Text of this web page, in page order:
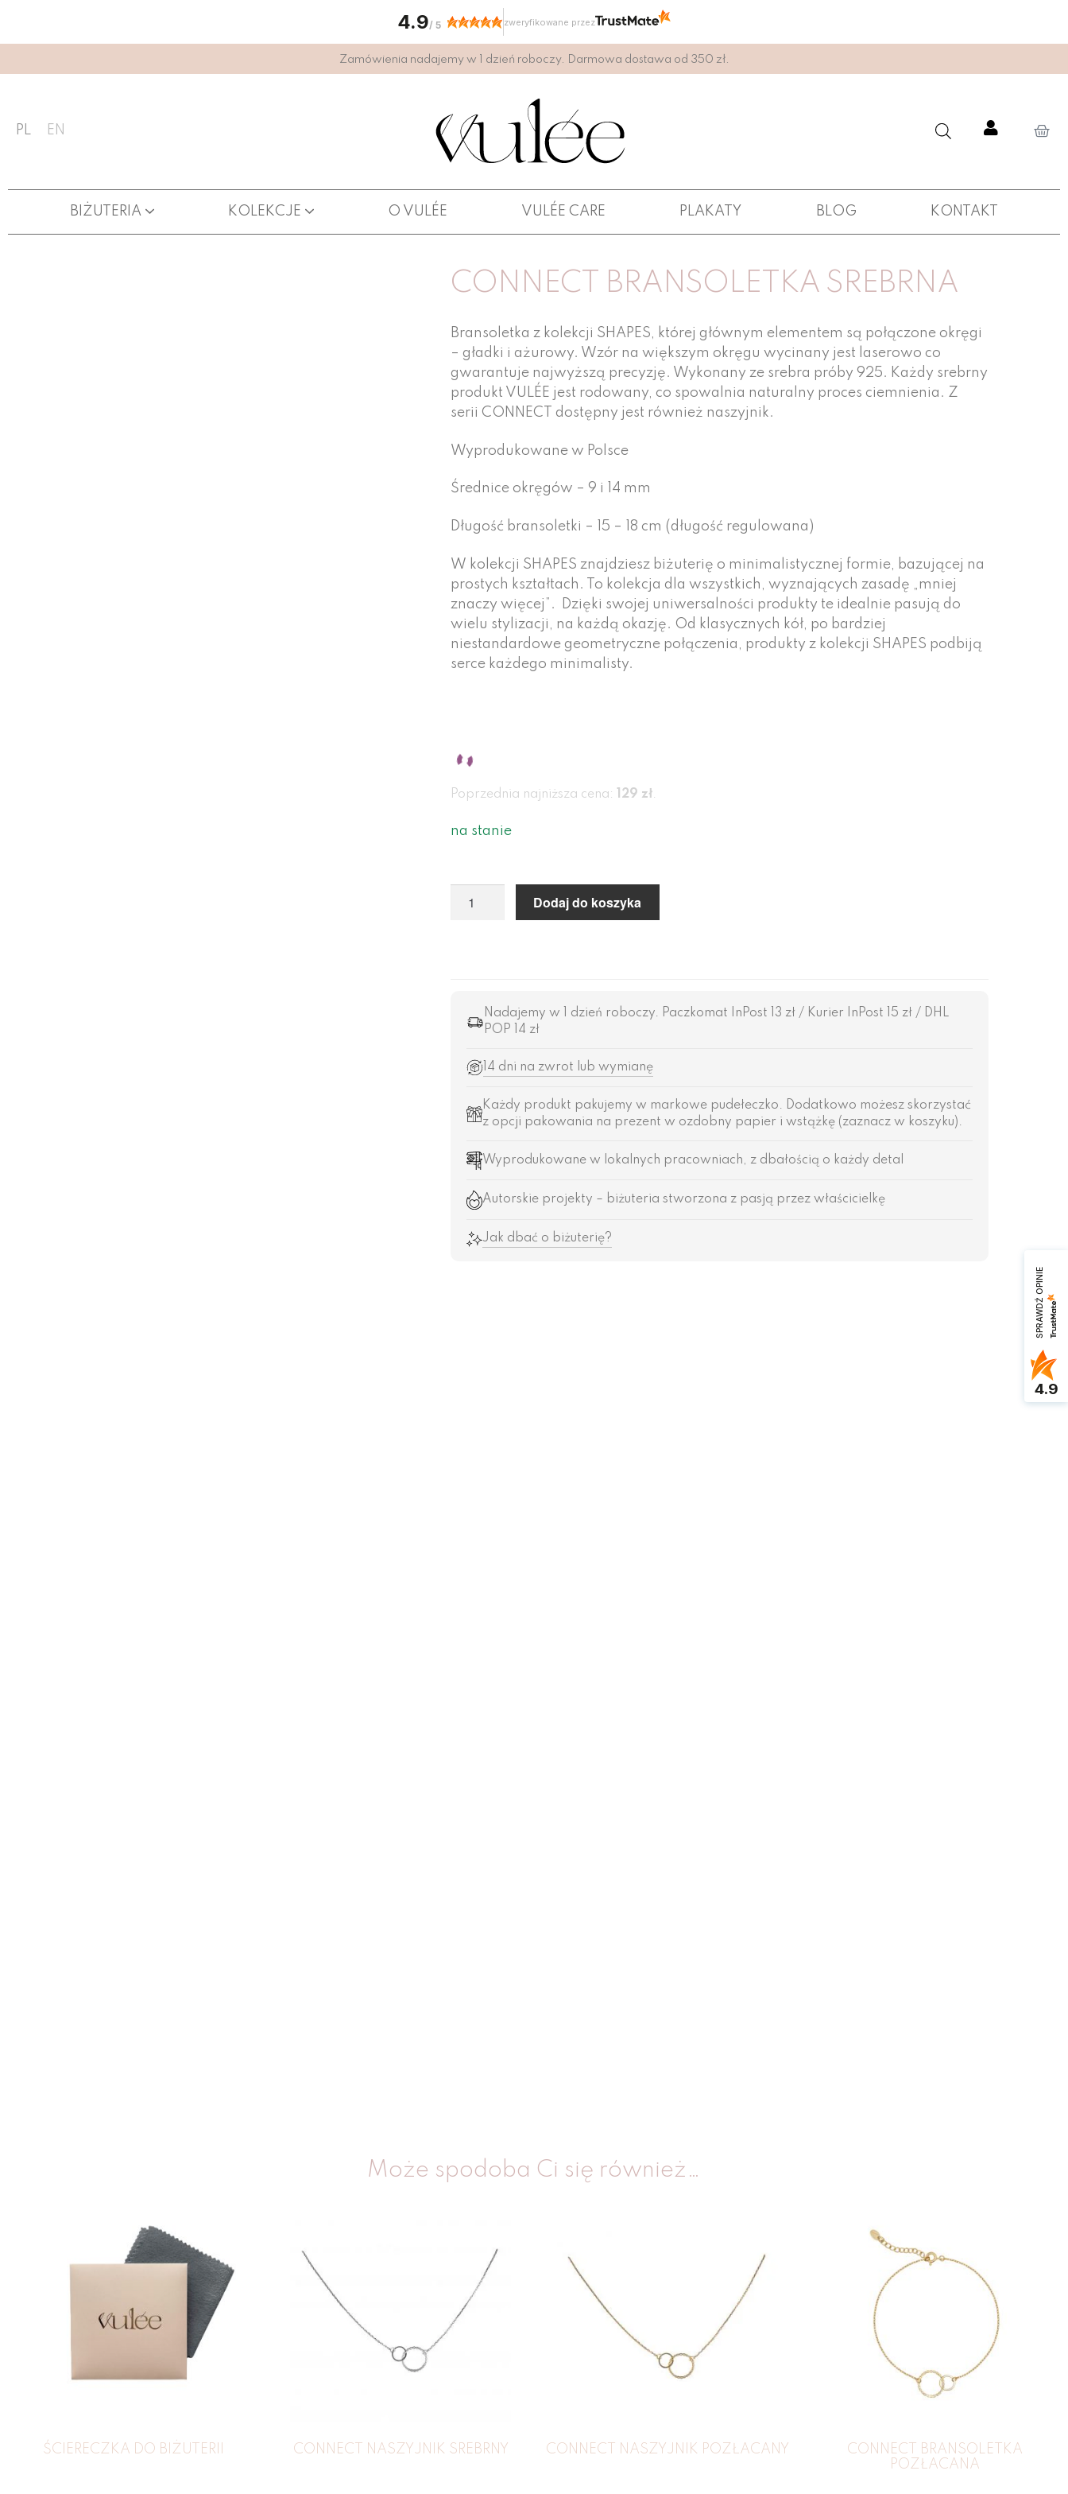
Zamówienia nadajemy w 1 dzień roboczy. Darmowa dostawa od 350 zł.
PL EN
BIŻUTERIA KOLEKCJE O VULÉE VULÉE CARE PLAKATY BLOG KONTAKT
CONNECT BRANSOLETKA SREBRNA
Bransoletka z kolekcji SHAPES, której głównym elementem są połączone okręgi
– gładki i ażurowy. Wzór na większym okręgu wycinany jest laserowo co
gwarantuje najwyższą precyzję. Wykonany ze srebra próby 925. Każdy srebrny
produkt VULÉE jest rodowany, co spowalnia naturalny proces ciemnienia. Z
serii CONNECT dostępny jest również naszyjnik.
Wyprodukowane w Polsce
Średnice okręgów – 9 i 14 mm
Długość bransoletki – 15 – 18 cm (długość regulowana)
W kolekcji SHAPES znajdziesz biżuterię o minimalistycznej formie, bazującej na
prostych kształtach. To kolekcja dla wszystkich, wyznających zasadę „mniej
znaczy więcej”.
Dzięki swojej uniwersalności produkty te idealnie pasują do
wielu stylizacji, na każdą okazję. Od klasycznych kół, po bardziej
niestandardowe geometryczne połączenia, produkty z kolekcji SHAPES podbiją
serce każdego minimalisty.
Poprzednia najniższa cena: 129 zł.
na stanie
Dodaj do koszyka
Nadajemy w 1 dzień roboczy. Paczkomat InPost 13 zł / Kurier InPost 15 zł / DHL
POP 14 zł
14 dni na zwrot lub wymianę
Każdy produkt pakujemy w markowe pudełeczko. Dodatkowo możesz skorzystać
z opcji pakowania na prezent w ozdobny papier i wstążkę (zaznacz w koszyku).
Wyprodukowane w lokalnych pracowniach, z dbałością o każdy detal
Autorskie projekty – biżuteria stworzona z pasją przez właścicielkę
Jak dbać o biżuterię?
Może spodoba Ci się również…
ŚCIERECZKA DO BIŻUTERII CONNECT NASZYJNIK SREBRNY CONNECT NASZYJNIK POZŁACANY
CONNECT BRANSOLETKA
POZŁACANA
4.9/ 5 zweryfikowane przez
SPRAWDŹ OPINIE
4.9